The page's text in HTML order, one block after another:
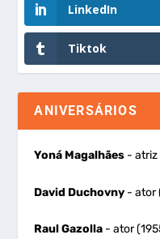
LinkedIn
Tiktok
ANIVERSÁRIOS
Yoná Magalhães - atriz
David Duchovny - ator
Raul Gazolla - ator